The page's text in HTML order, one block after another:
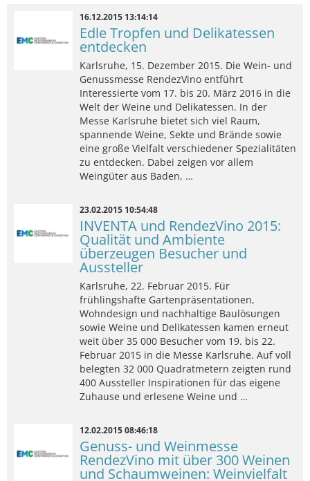
16.12.2015 13:14:14
Edle Tropfen und Delikatessen
entdecken
Karlsruhe, 15. Dezember 2015. Die Wein- und
Genussmesse RendezVino entführt
Interessierte vom 17. bis 20. März 2016 in die
Welt der Weine und Delikatessen. In der
Messe Karlsruhe bietet sich viel Raum,
spannende Weine, Sekte und Brände sowie
eine große Vielfalt verschiedener Spezialitäten
zu entdecken. Dabei zeigen vor allem
Weingüter aus Baden, …
23.02.2015 10:54:48
INVENTA und RendezVino 2015:
Qualität und Ambiente
überzeugen Besucher und
Aussteller
Karlsruhe, 22. Februar 2015. Für
frühlingshafte Gartenpräsentationen,
Wohndesign und nachhaltige Baulösungen
sowie Weine und Delikatessen kamen erneut
weit über 35 000 Besucher vom 19. bis 22.
Februar 2015 in die Messe Karlsruhe. Auf voll
belegten 32 000 Quadratmetern zeigten rund
400 Aussteller Inspirationen für das eigene
Zuhause und erlesene Weine und …
12.02.2015 08:46:18
Genuss- und Weinmesse
RendezVino mit über 300 Weinen
und Schaumweinen: Weinvielfalt